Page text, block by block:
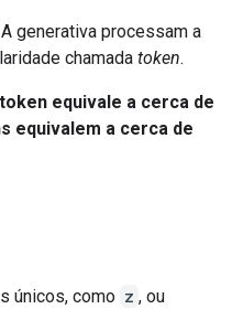
generativa processam a
chamada token.
equivale a cerca de
equivalem a cerca de
únicos, como z , ou